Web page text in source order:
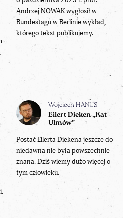
Andrzej NOWAK wygłosił w
Bundestagu w Berlinie wykład,
którego tekst publikujemy.
Wojciech HANUS
Eilert Dieken „Kat
Ulmów”
Postać Eilerta Diekena jeszcze do
niedawna nie była powszechnie
znana. Dziś wiemy dużo więcej o
tym człowieku.